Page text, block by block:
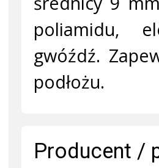
poliamidu,
gwóźdź.
podłożu.
Producent /